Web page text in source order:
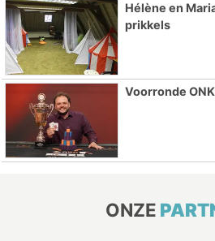
Hélène en
prikkels
Voorronde
ONZE